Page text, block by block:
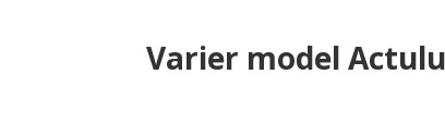
Varier model